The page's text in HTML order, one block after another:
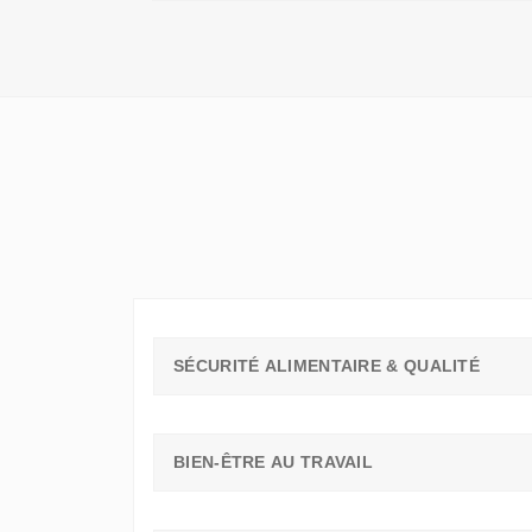
SÉCURITÉ ALIMENTAIRE & QUALITÉ
BIEN-ÊTRE AU TRAVAIL